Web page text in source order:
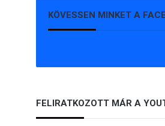
KÖVESSEN MINKET A
FELIRATKOZOTT MÁR A